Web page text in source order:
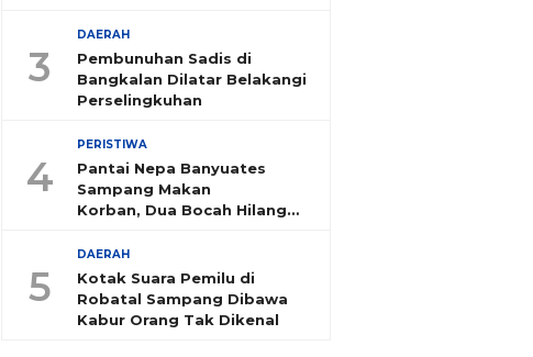
3
DAERAH
Pembunuhan Sadis di
Bangkalan Dilatar Belakangi
Perselingkuhan
4
PERISTIWA
Pantai Nepa Banyuates
Sampang Makan
Korban, Dua Bocah Hilang
5
DAERAH
Kotak Suara Pemilu di
Robatal Sampang Dibawa
Kabur Orang Tak Dikenal